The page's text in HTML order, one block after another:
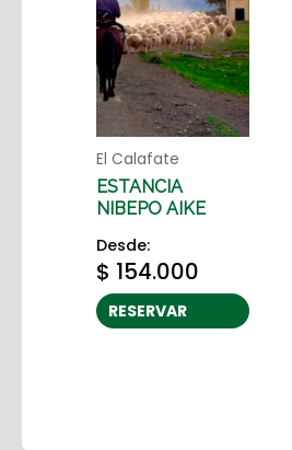
El Calafate
ESTANCIA
NIBEPO AIKE
Desde:
$ 154.000
RESERVAR